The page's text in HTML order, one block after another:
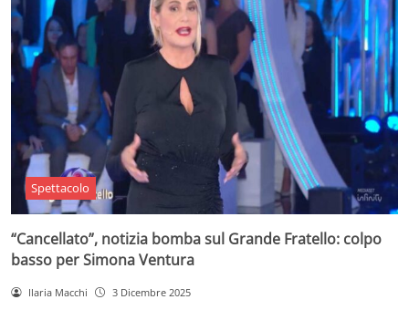
Spettacolo
“Cancellato”, notizia bomba sul Grande Fratello: colpo
basso per Simona Ventura
Ilaria Macchi 3 Dicembre 2025